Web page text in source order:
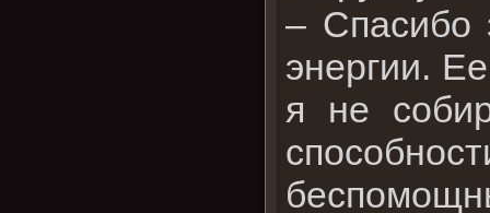
– Спасибо
энергии.
я не